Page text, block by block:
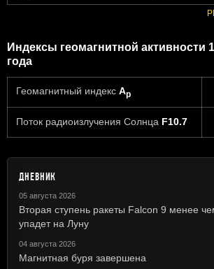
Индексы геомагнитной активности
года
Геомагнитный индекс Ap
Поток радиоизлучения Солнца F10.7
ДНЕВНИК
05 августа 2026
Вторая ступень ракеты Falcon 9 менее
упадет на Луну
04 августа 2026
Магнитная буря завершена